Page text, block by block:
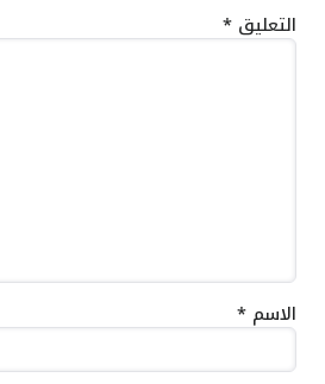
التعليق *
الاسم *